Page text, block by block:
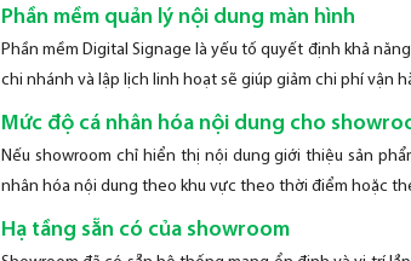
Phần mềm quản lý nội dung màn hình
Phần mềm Digital Signage là yếu tố quyết định khả
chi nhánh và lập lịch linh hoạt sẽ giúp giảm chi phí vận
Mức độ cá nhân hóa nội dung cho
Nếu showroom chỉ hiển thị nội dung giới thiệu sản
nhân hóa nội dung theo khu vực theo thời điểm hoặc
Hạ tầng sẵn có của showroom